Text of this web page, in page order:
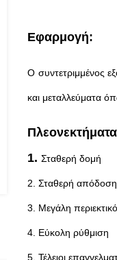
Εφαρμογή:
Ο συντετριμμένος
και μεταλλεύματα
1. Σταθερή δομή
2. Σταθερή απόδοση
3. Μεγάλη
4. Εύκολη ρύθμιση
5. Τέλειοι